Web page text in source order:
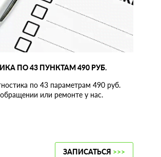
ПО 43 ПУНКТАМ 490 РУБ.
по 43 параметрам 490 руб.
или ремонте у нас.
ЗАПИСАТЬСЯ >>>